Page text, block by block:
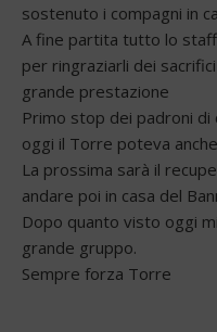
sostenuto i compagni in
A fine partita tutto lo
per ringraziarli dei
grande prestazione
Primo stop dei padroni di
oggi il Torre poteva
La prossima sarà il
andare poi in casa del
Dopo quanto visto oggi
grande gruppo.
Sempre forza Torre